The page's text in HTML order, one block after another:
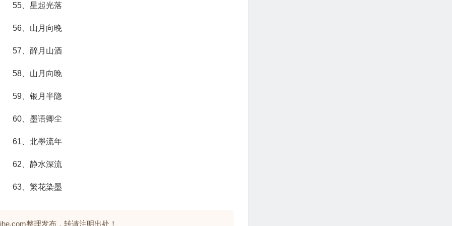
55、星起光落
56、山月向晚
57、醉月山酒
58、山月向晚
59、银月半隐
60、墨语卿尘
61、北墨流年
62、静水深流
63、繁花染墨
整理发布，转请注明出处！